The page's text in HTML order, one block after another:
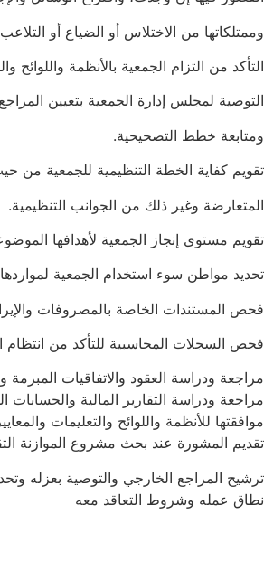
وممتلكاتها من الاختلاس أو الضياع أو
التأكد من التزام الجمعية بالأنظمة واللوائح
التوصية لمجلس إدارة الجمعية بتعيين
ومتابعة خطط التصحيحية.
تقويم كفاية الخطة التنظیمیة للجمعية
المتعارضة وغير ذلك من الجوانب التنظيمية.
تقويم مستوى إنجاز الجمعية لأهدافها
تحديد مواطن سوء استخدام الجمعية لمواردها
فحص المستندات الخاصة بالمصروفات
فحص السجلات المحاسبية للتأكد من انتظام
مراجعة ودراسة العقود والاتفاقيات المبرمة
مراجعة ودراسة التقارير المالية
موافقتها للأنظمة واللوائح والتعليمات
تقديم المشورة عند بحث مشروع الموازنة
ترشيح المراجع الخارجي والتوصیة بعزله
نطاق عمله وشروط التعاقد معه